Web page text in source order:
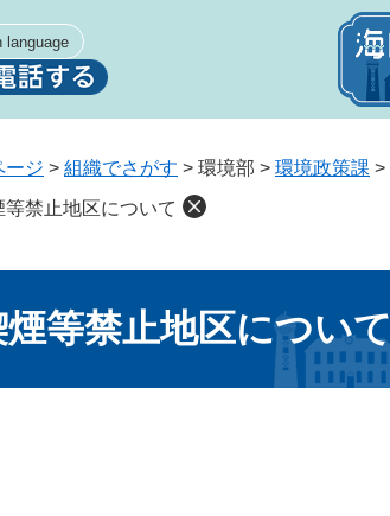
language
ージ > 組織でさがす > 環境部 > 環境政策課 >
等禁止地区について
等禁止地区について